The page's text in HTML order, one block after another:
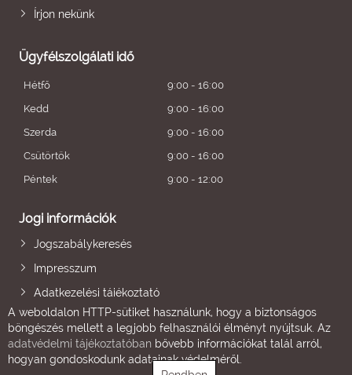
Írjon nekünk
Ügyfélszolgálati idő
Hétfő
9:00 - 16:00
Kedd
9:00 - 16:00
Szerda
9:00 - 16:00
Csütörtök
9:00 - 16:00
Péntek
9:00 - 12:00
Jogi információk
Jogszabálykeresés
Impresszum
Adatkezelési tájékoztató
A weboldalon HTTP-sütiket használunk, hogy a biztonságos
böngészés mellett a legjobb felhasználói élményt nyújtsuk. Az
adatvédelmi tájékoztatóban bővebb információkat talál arról,
hogyan gondoskodunk adatainak védelméről.